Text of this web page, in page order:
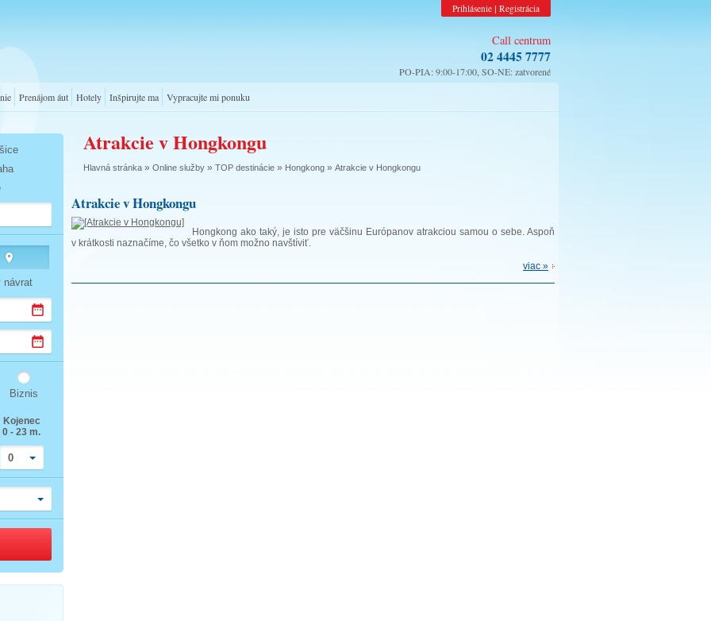
Prihlásenie | Registrácia
Call centrum
02 4445 7777
PO-PIA: 9:00-17:00, SO-NE: zatvorené
Prenájom áut Hotely Inšpirujte ma Vypracujte mi ponuku
návrat
Biznis
Kojenec
0 - 23 m.
0
Atrakcie v Hongkongu
Hlavná stránka » Online služby » TOP destinácie » Hongkong » Atrakcie v Hongkongu
Atrakcie v Hongkongu
Hongkong ako taký, je isto pre väčšinu Európanov atrakciou samou o sebe. Aspoň
v krátkosti naznačíme, čo všetko v ňom možno navštíviť.
viac »